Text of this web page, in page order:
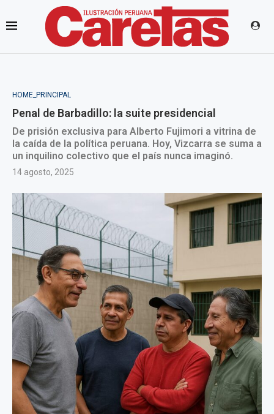
HOME_PRINCIPAL
Penal de Barbadillo: la suite presidencial
De prisión exclusiva para Alberto Fujimori a vitrina de
la caída de la política peruana. Hoy, Vizcarra se suma a
un inquilino colectivo que el país nunca imaginó.
14 agosto, 2025